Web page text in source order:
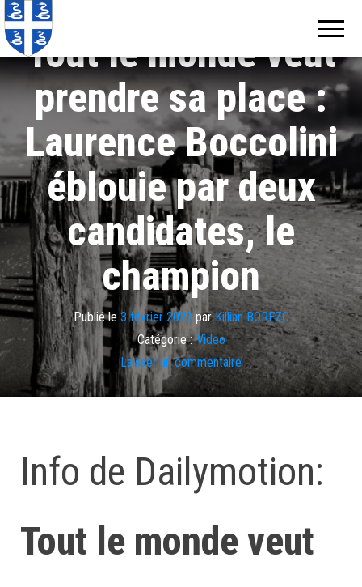
Tout le monde veut
prendre sa place :
Laurence Boccolini
éblouie par deux
candidates, le
champion
Publié le 3 février 2023parKillian BOREZO
Catégorie : Video
Laisser un commentaire
Info de Dailymotion:
Tout le monde veut